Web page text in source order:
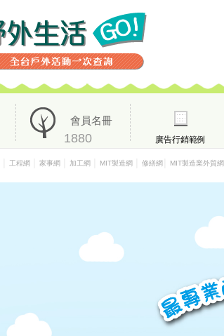
會員名冊
1880 廣告行銷範例
工程網 家事網 加工網 MIT製造網 修繕網 MIT製造業外貿網